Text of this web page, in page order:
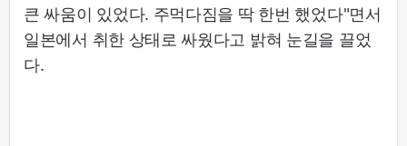
큰 싸움이 있었다. 주먹다짐을 딱 한번 했었다"면서
일본에서 취한 상태로 싸웠다고 밝혀 눈길을 끌었
다.